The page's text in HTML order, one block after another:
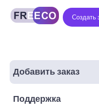
Создать
Добавить заказ
Поддержка